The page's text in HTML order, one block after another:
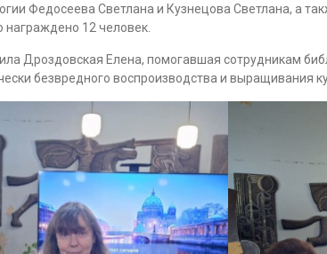
Федосеева Светлана и Кузнецова Светлана, а
награждено 12 человек.
Дроздовская Елена, помогавшая сотрудникам
безвредного воспроизводства и выращивания